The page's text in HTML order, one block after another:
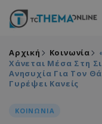
Αρχική Κοινωνία
Χάνεται Μέσα Στη
Ανησυχία Για Τον
Γυρέψει Κανείς
ΚΟΙΝΩΝΙΑ